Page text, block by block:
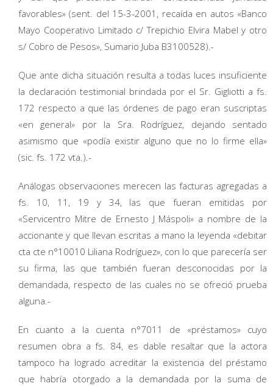
favorables» (sent. del 15-3-2001, recaída en autos «Banco
Mayo Cooperativo Limitado c/ Trepichio Elvira Mabel y otro
s/ Cobro de Pesos», Sumario Juba B3100528).-
Que ante dicha situación resulta a todas luces insuficiente
la declaración testimonial brindada por el Sr. Gigliotti a fs.
172 respecto a que las órdenes de pago eran suscriptas
«en general» por la Sra. Rodríguez, dejando sentado
asimismo que «podía existir alguno que no lo firme ella»
(sic. fs. 172 vta.).-
Análogas observaciones merecen las facturas agregadas a
fs. 10, 11, 19 y 34, las que fueran emitidas por
«Servicentro Mitre de Ernesto J Máspoli» a nombre de la
accionante y que llevan escritas a mano la leyenda «debitar
cta cte n°10010 Liliana Rodríguez», con lo que parecería ser
su firma, las que también fueran desconocidas por la
demandada, respecto de las cuales no se ofreció prueba
alguna.-
En cuanto a la cuenta n°7011 de «préstamos» cuyo
resumen obra a fs. 84, es dable resaltar que la actora
tampoco ha logrado acreditar la existencia del préstamo
que habría otorgado a la demandada por la suma de